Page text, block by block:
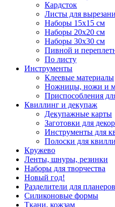
Кардсток
Листы для
Наборы 15х15 см
Наборы 20х20 см
Наборы 30х30 см
Пивной и
По листу
Инструменты
Клеевые материалы
Ножницы, ножи и
Приспособления
Квиллинг и декупаж
Декупажные карты
Заготовки для
Инструменты для
Полоски для
Кружево
Ленты, шнуры, резинки
Наборы для творчества
Новый год!
Разделители для планеров
Силиконовые формы
Ткани, кожзам